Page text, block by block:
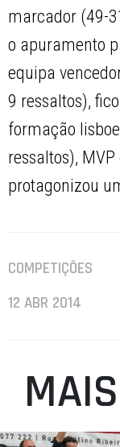
marcador (49-
o apuramento
equipa
9 ressaltos),
formação
ressaltos),
protagonizou
COMPETIÇÕES
12 ABR 2014